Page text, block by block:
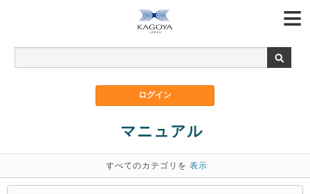
マニュアル
すべてのカテゴリを 表示